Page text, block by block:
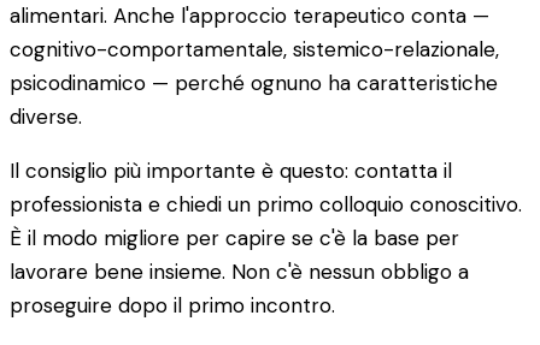
alimentari. Anche l'approccio terapeutico conta —
cognitivo-comportamentale, sistemico-relazionale,
psicodinamico — perché ognuno ha caratteristiche
diverse.
Il consiglio più importante è questo: contatta il
professionista e chiedi un primo colloquio conoscitivo.
È il modo migliore per capire se c'è la base per
lavorare bene insieme. Non c'è nessun obbligo a
proseguire dopo il primo incontro.